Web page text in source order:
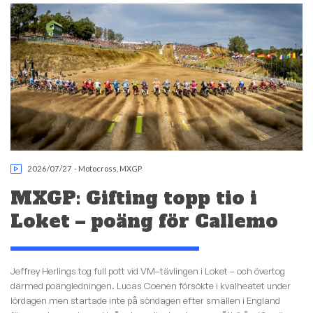
2026/07/27 - Motocross MXGP
MXGP: Gifting topp tio i
Loket – poäng för Callemo
Jeffrey Herlings tog full pott vid VM–tävlingen i Loket – och övertog
därmed poängledningen. Lucas Coenen försökte i kvalheatet under
lördagen men startade inte på söndagen efter smällen i England